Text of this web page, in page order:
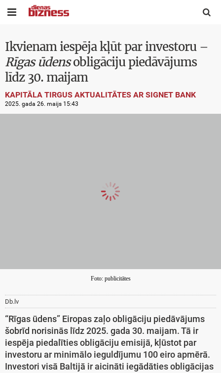
 
Ikvienam iespēja kļūt par investoru –
Rīgas ūdensobligāciju piedāvājums
līdz 30. maijam
KAPITĀLA TIRGUS AKTUALITĀTES AR SIGNET BANK
2025. gada 26. maijs 15:43
Foto: publicitātes
Db.lv
“Rīgas ūdens” Eiropas zaļo obligāciju piedāvājums
šobrīd norisinās līdz 2025. gada 30. maijam. Tā ir
iespēja piedalīties obligāciju emisijā, kļūstot par
investoru ar minimālo ieguldījumu 100 eiro apmērā.
Investori visā Baltijā ir aicināti iegādāties obligācijas